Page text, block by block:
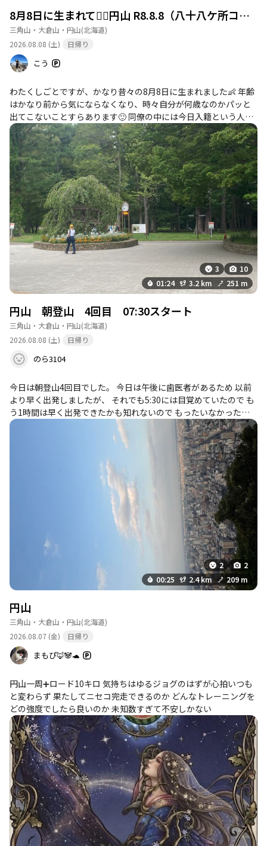
ーヒータイムや、近くの北海道神宮への参拝も楽しめます。美味
しいグルメや温泉も周辺に点在しており、登山の後の楽しみが豊
富です。円山は、自然を満喫しながら、心身ともにリフレッシュ
できる素晴らしい場所です。次回の登山計画にぜひ加えてみては
いかがでしょうか。
8月8日に生まれて🙆‍♂️円山 R8.8.8（八十八ケ所コース）
三角山・大倉山・円山(北海道)
2026.08.08 (土)
日帰り
こう
わたくしごとですが、かなり昔々の8月8日に生まれました👶 年齢
はかなり前から気にならなくなり、時々自分が何歳なのかパッと
出てこないことすらあります🙂 同僚の中には今日入籍という人も
数人いるようです🎉🍾✨ 円山公園駅あたりは結婚式の参列者もたく
さんいました💐 ということで、 令和8年8月8日八十八ケ所コース
から円山を登ってきました⛰️
3
10
01:24
3.2 km 251 m
円山 朝登山 4回目 07:30スタート
三角山・大倉山・円山(北海道)
2026.08.08 (土)
日帰り
のら3104
今日は朝登山4回目でした。 今日は午後に歯医者があるため 以前
より早く出発しましたが、 それでも5:30には目覚めていたので も
う1時間は早く出発できたかも知れないので もったいなかったで
す💦 下山途中の雨も霧雨で、山の中ではほとんど濡れるコトあり
ませんでしたが、 若干ですが足元が滑る経験もできて良かったで
す。 また、朝からしっかり陽を足さなかったため、腹痛を感じな
がらの登山。 何とか下山まで我慢できましたが 朝のしっかり準備
のみで無く、 ティッシュや携帯トイレも今後の大型登山に向けて
は 準備はあっても良いかと勉強になりました。 同じ山の反復です
ので、次はタイムの短縮や課題をもって取り組めたら良いと思い
体力維持のために始めましたが 登山そのものの楽しさはまだ、掴
めて無いかも知れませんので、教えていただきたいです♪
2
2
00:25
2.4 km 209 m
円山
三角山・大倉山・円山(北海道)
2026.08.07 (金)
日帰り
まもぴ🦊🐼🐢
円山一周➕ロード10キロ 気持ちはゆるジョグのはずが心拍いつも
と変わらず 果たしてニセコ完走できるのか どんなトレーニングを
どの強度でしたら良いのか 未知数すぎて不安しかない